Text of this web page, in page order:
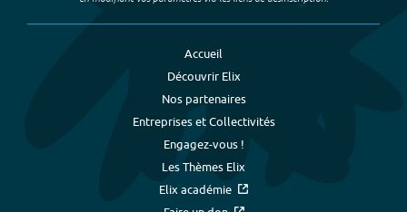
Accueil
Découvrir Elix
Nos partenaires
Entreprises et Collectivités
Engagez-vous !
Les Thèmes Elix
Elix académie